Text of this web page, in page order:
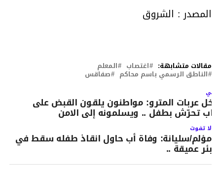
المصدر : الشروق
مقالات متشابهة: اغتصاب المعلم
الناطق الرسمي باسم محاكم صفاقس
عربات المترو: مواطنون يلقون القبض على
تحرّش بطفل .. ويسلمونه إلى الامن
لا تفوت
مؤلم/سليانة: وفاة أب حاول انقاذ طفله سقط في
بئر عميقة ..